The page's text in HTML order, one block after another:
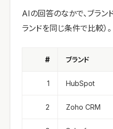
AIの回答のなかで、ブラン
ランドを同じ条件で比較）。
# ブランド
1 HubSpot
2 Zoho CRM